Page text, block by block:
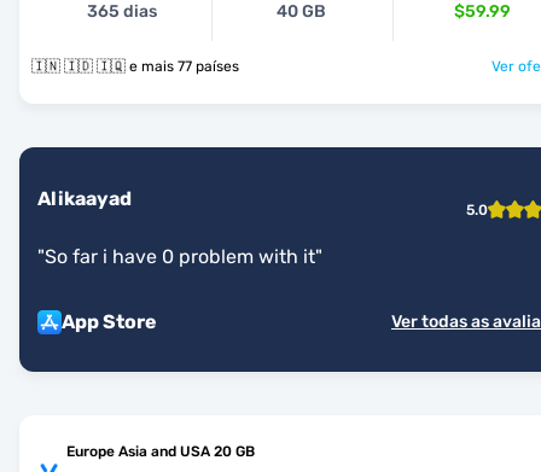
365 dias 40 GB $59.99
🇮🇳 🇮🇩 🇮🇶 e mais 77 países Ver
Alikaayad 5.0
"So far i have 0 problem with it"
App Store Ver todas as
Europe Asia and USA 20 GB